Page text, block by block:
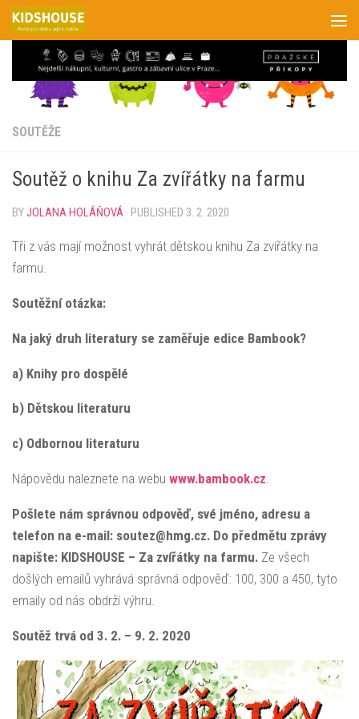
Skip to content
SOUTĚŽE
Soutěž o knihu Za zvířátky na farmu
BYJOLANA HOLÁŇOVÁ · PUBLISHED 3. 2. 2020
Tři z vás mají možnost vyhrát dětskou knihu Za zvířátky na
farmu.
Soutěžní otázka:
Na jaký druh literatury se zaměřuje edice Bambook?
a) Knihy pro dospělé
b) Dětskou literaturu
c) Odbornou literaturu
Nápovědu naleznete na webu www.bambook.cz.
Pošlete nám správnou odpověď, své jméno, adresu a
telefon na e-mail: soutez@hmg.cz. Do předmětu zprávy
napište: KIDSHOUSE – Za zvířátky na farmu. Ze všech
došlých emailů vyhrává správná odpověď: 100, 300 a 450, tyto
emaily od nás obdrží výhru.
Soutěž trvá od 3. 2. – 9. 2. 2020